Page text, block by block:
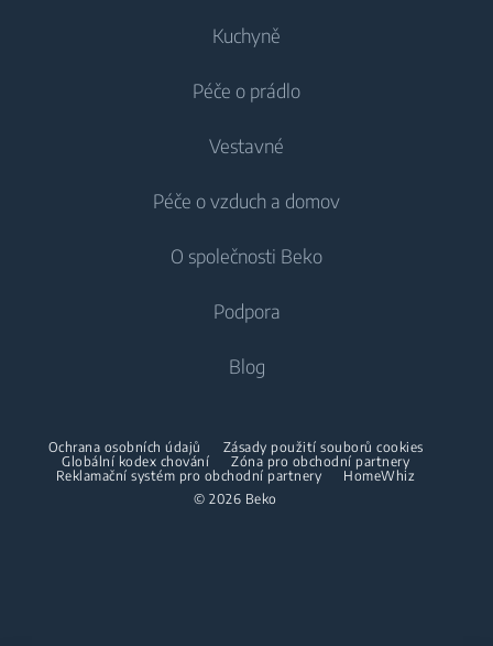
Kuchyně
Chlazení
Lednice
Mrazáky
Vestavné lednice s mrazákem
Vaření
Trouby
Vestavné mikrovlnky
Péče o prádlo
Pračky
Vestavné pračky
Pračky se sušičkou
Sušičky
Žehličky
Vestavné
Vestavné lednice
Vestavné lednice s mrazákem
Vaření
Vestavné mikrovlnky
Varné desky
Péče o vzduch a domov
Péče o vzduch
Klimatizace
Dehumidifier
Bezdrátové vysavače
O společnosti Beko
O nás
Beko Professional
Spolupráce
Podpora
Blog
© 2026 Beko
Ochrana osobních údajů
Zásady použití souborů cookies
Globální kodex chování
Zóna pro obchodní partnery
Reklamační systém pro obchodní partnery
HomeWhiz